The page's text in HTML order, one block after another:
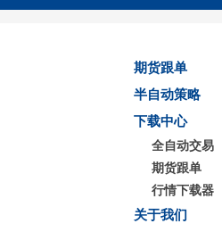
期货跟单
半自动策略
下载中心
全自动交易
期货跟单
行情下载器
关于我们